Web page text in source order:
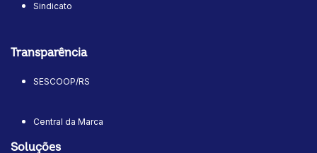
Sindicato
Transparência
SESCOOP/RS
Central da Marca
Soluções